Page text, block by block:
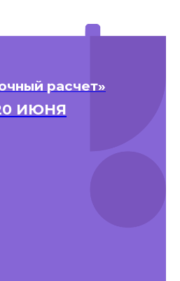
расчет»
ИЮНЯ